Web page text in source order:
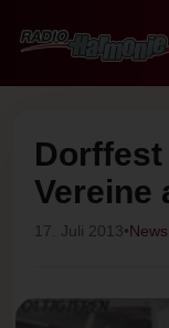
Vereine
17. Juli 2013•